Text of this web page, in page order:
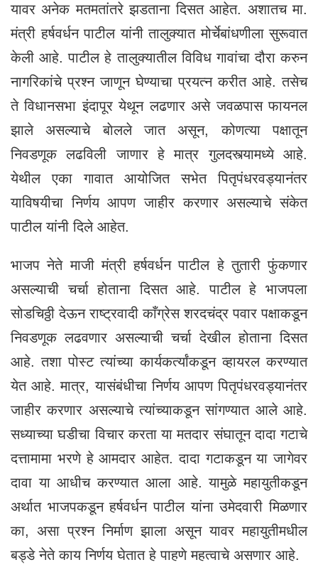
यावर अनेक मतमतांतरे झडताना दिसत आहेत. अशातच मा.
मंत्री हर्षवर्धन पाटील यांनी तालुक्यात मोर्चेबांधणीला सुरूवात
केली आहे. पाटील हे तालुक्यातील विविध गावांचा दौरा करुन
नागरिकांचे प्रश्न जाणून घेण्याचा प्रयत्न करीत आहे. तसेच
ते विधानसभा इंदापूर येथून लढणार असे जवळपास फायनल
झाले असल्याचे बाेलले जात असून, कोणत्या पक्षातून
निवडणूक लढविली जाणार हे मात्र गुलदस्त्यामध्ये आहे.
येथील एका गावात आयोजित सभेत पितृपंधरवड्यानंतर
याविषयीचा निर्णय आपण जाहीर करणार असल्याचे संकेत
पाटील यांनी दिले आहेत.
भाजप नेते माजी मंत्री हर्षवर्धन पाटील हे तुतारी फुंकणार
असल्याची चर्चा होताना दिसत आहे. पाटील हे भाजपला
सोडचिठ्ठी देऊन राष्ट्रवादी काँग्रेस शरदचंद्र पवार पक्षाकडून
निवडणूक लढवणार असल्याची चर्चा देखील होताना दिसत
आहे. तशा पोस्ट त्यांच्या कार्यकर्त्यांकडून व्हायरल करण्यात
येत आहे. मात्र, यासंबंधीचा निर्णय आपण पितृपंधरवड्यानंतर
जाहीर करणार असल्याचे त्यांच्याकडून सांगण्यात आले आहे.
सध्याच्या घडीचा विचार करता या मतदार संघातून दादा गटाचे
दत्तामामा भरणे हे आमदार आहेत. दादा गटाकडून या जागेवर
दावा या आधीच करण्यात आला आहे. यामुळे महायुतीकडून
अर्थात भाजपकडून हर्षवर्धन पाटील यांना उमेदवारी मिळणार
का, असा प्रश्न निर्माण झाला असून यावर महायुतीमधील
बड्डे नेते काय निर्णय घेतात हे पाहणे महत्वाचे असणार आहे.